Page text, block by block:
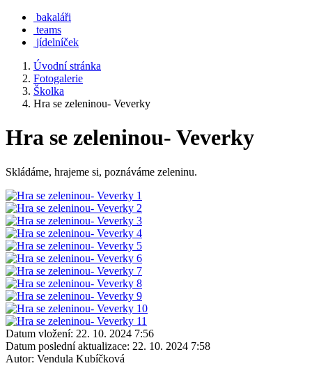
bakaláři
teams
jídelníček
Úvodní stránka
Fotogalerie
Školka
Hra se zeleninou- Veverky
Hra se zeleninou- Veverky
Skládáme, hrajeme si, poznáváme zeleninu.
Datum vložení: 22. 10. 2024 7:56
Datum poslední aktualizace: 22. 10. 2024 7:58
Autor: Vendula Kubíčková